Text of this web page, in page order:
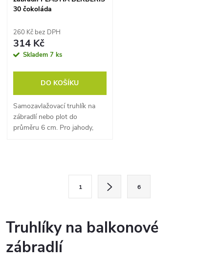
30 čokoláda
260 Kč bez DPH
314 Kč
Skladem 7 ks
DO KOŠÍKU
Samozavlažovací truhlík na
zábradlí nebo plot do
průměru 6 cm. Pro jahody,
á
d
á
n
k
1 6
Truhlíky na balkonové
zábradlí